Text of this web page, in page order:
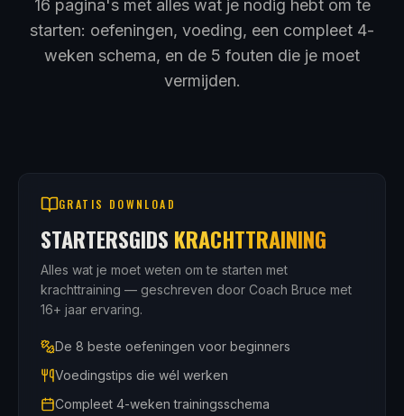
16 pagina's met alles wat je nodig hebt om te
starten: oefeningen, voeding, een compleet 4-
weken schema, en de 5 fouten die je moet
vermijden.
GRATIS DOWNLOAD
STARTERSGIDS KRACHTTRAINING
Alles wat je moet weten om te starten met
krachttraining — geschreven door Coach Bruce met
16+ jaar ervaring.
De 8 beste oefeningen voor beginners
Voedingstips die wél werken
Compleet 4-weken trainingsschema